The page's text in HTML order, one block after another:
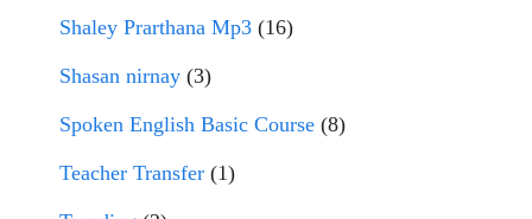
Shaley Prarthana Mp3 (16)
Shasan nirnay (3)
Spoken English Basic Course (8)
Teacher Transfer (1)